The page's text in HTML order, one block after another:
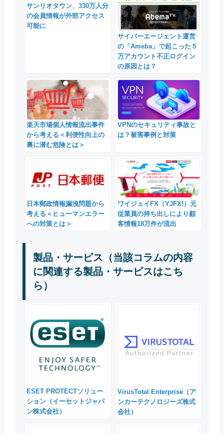
サンリオタウン、330万人分
の会員情報が外部アクセス
可能に
サイバーエージェント運営
の「Ameba」で起こった５
万アカウント不正ログイン
の原因とは？
楽天市場個人情報流出事件
から考える＜利便性向上の
裏に潜む危険とは＞
VPNのセキュリティ事故と
は？被害事例と対策
日本郵政情報漏洩問題から
考える＜ヒューマンエラー
への対策とは＞
ワイジェイFX（YJFX!）元
従業員の持ち出しにより顧
客情報18万件が流出
製品・サービス（当該コラムの内容
に関連する製品・サービスはこち
ら）
ESET PROTECTソリュー
ション（イーセットジャパ
ン株式会社）
VirusTotal Enterprise（ア
ンカーテクノロジーズ株式
会社）